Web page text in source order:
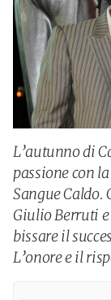
L’autunno di
passione con
Sangue Caldo.
Giulio Berruti
bissare il
L’onore e il